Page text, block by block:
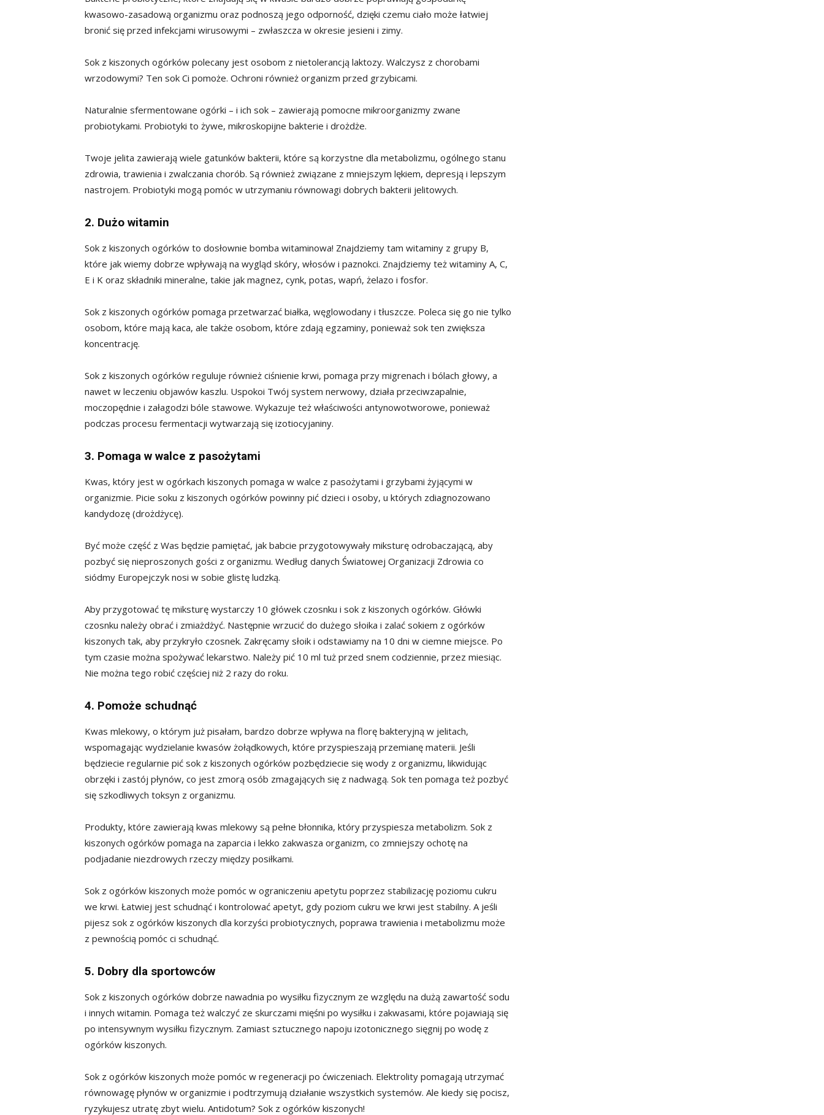
kwasowo-zasadową organizmu oraz podnoszą jego odporność, dzięki czemu ciało może łatwiej
bronić się przed infekcjami wirusowymi – zwłaszcza w okresie jesieni i zimy.
Sok z kiszonych ogórków polecany jest osobom z nietolerancją laktozy. Walczysz z chorobami
wrzodowymi? Ten sok Ci pomoże. Ochroni również organizm przed grzybicami.
Naturalnie sfermentowane ogórki – i ich sok – zawierają pomocne mikroorganizmy zwane
probiotykami. Probiotyki to żywe, mikroskopijne bakterie i drożdże.
Twoje jelita zawierają wiele gatunków bakterii, które są korzystne dla metabolizmu, ogólnego stanu
zdrowia, trawienia i zwalczania chorób. Są również związane z mniejszym lękiem, depresją i lepszym
nastrojem. Probiotyki mogą pomóc w utrzymaniu równowagi dobrych bakterii jelitowych.
2. Dużo witamin
Sok z kiszonych ogórków to dosłownie bomba witaminowa! Znajdziemy tam witaminy z grupy B,
które jak wiemy dobrze wpływają na wygląd skóry, włosów i paznokci. Znajdziemy też witaminy A, C,
E i K oraz składniki mineralne, takie jak magnez, cynk, potas, wapń, żelazo i fosfor.
Sok z kiszonych ogórków pomaga przetwarzać białka, węglowodany i tłuszcze. Poleca się go nie tylko
osobom, które mają kaca, ale także osobom, które zdają egzaminy, ponieważ sok ten zwiększa
koncentrację.
Sok z kiszonych ogórków reguluje również ciśnienie krwi, pomaga przy migrenach i bólach głowy, a
nawet w leczeniu objawów kaszlu. Uspokoi Twój system nerwowy, działa przeciwzapalnie,
moczopędnie i załagodzi bóle stawowe. Wykazuje też właściwości antynowotworowe, ponieważ
podczas procesu fermentacji wytwarzają się izotiocyjaniny.
3. Pomaga w walce z pasożytami
Kwas, który jest w ogórkach kiszonych pomaga w walce z pasożytami i grzybami żyjącymi w
organizmie. Picie soku z kiszonych ogórków powinny pić dzieci i osoby, u których zdiagnozowano
kandydozę (drożdżycę).
Być może część z Was będzie pamiętać, jak babcie przygotowywały miksturę odrobaczającą, aby
pozbyć się nieproszonych gości z organizmu. Według danych Światowej Organizacji Zdrowia co
siódmy Europejczyk nosi w sobie glistę ludzką.
Aby przygotować tę miksturę wystarczy 10 główek czosnku i sok z kiszonych ogórków. Główki
czosnku należy obrać i zmiażdżyć. Następnie wrzucić do dużego słoika i zalać sokiem z ogórków
kiszonych tak, aby przykryło czosnek. Zakręcamy słoik i odstawiamy na 10 dni w ciemne miejsce. Po
tym czasie można spożywać lekarstwo. Należy pić 10 ml tuż przed snem codziennie, przez miesiąc.
Nie można tego robić częściej niż 2 razy do roku.
4. Pomoże schudnąć
Kwas mlekowy, o którym już pisałam, bardzo dobrze wpływa na florę bakteryjną w jelitach,
wspomagając wydzielanie kwasów żołądkowych, które przyspieszają przemianę materii. Jeśli
będziecie regularnie pić sok z kiszonych ogórków pozbędziecie się wody z organizmu, likwidując
obrzęki i zastój płynów, co jest zmorą osób zmagających się z nadwagą. Sok ten pomaga też pozbyć
się szkodliwych toksyn z organizmu.
Produkty, które zawierają kwas mlekowy są pełne błonnika, który przyspiesza metabolizm. Sok z
kiszonych ogórków pomaga na zaparcia i lekko zakwasza organizm, co zmniejszy ochotę na
podjadanie niezdrowych rzeczy między posiłkami.
Sok z ogórków kiszonych może pomóc w ograniczeniu apetytu poprzez stabilizację poziomu cukru
we krwi. Łatwiej jest schudnąć i kontrolować apetyt, gdy poziom cukru we krwi jest stabilny. A jeśli
pijesz sok z ogórków kiszonych dla korzyści probiotycznych, poprawa trawienia i metabolizmu może
z pewnością pomóc ci schudnąć.
5. Dobry dla sportowców
Sok z kiszonych ogórków dobrze nawadnia po wysiłku fizycznym ze względu na dużą zawartość sodu
i innych witamin. Pomaga też walczyć ze skurczami mięśni po wysiłku i zakwasami, które pojawiają się
po intensywnym wysiłku fizycznym. Zamiast sztucznego napoju izotonicznego sięgnij po wodę z
ogórków kiszonych.
Sok z ogórków kiszonych może pomóc w regeneracji po ćwiczeniach. Elektrolity pomagają utrzymać
równowagę płynów w organizmie i podtrzymują działanie wszystkich systemów. Ale kiedy się pocisz,
ryzykujesz utratę zbyt wielu. Antidotum? Sok z ogórków kiszonych!